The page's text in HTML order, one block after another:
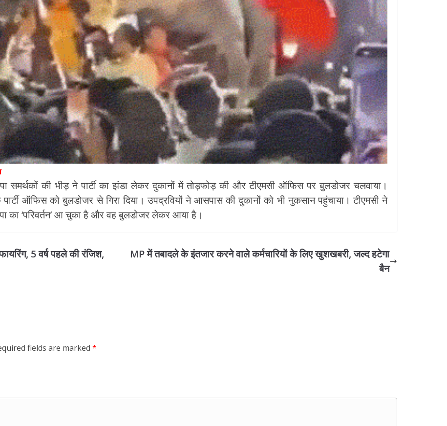
समर्थकों की भीड़ ने पार्टी का झंडा लेकर दुकानों में तोड़फोड़ की और टीएमसी ऑफिस पर बुलडोजर चलवाया।
ऑफिस को बुलडोजर से गिरा दिया। उपद्रवियों ने आसपास की दुकानों को भी नुकसान पहुंचाया। टीएमसी ने
का ‘परिवर्तन’ आ चुका है और वह बुलडोजर लेकर आया है।
5 वर्ष पहले की रंजिश,
MP में तबादले के इंतजार करने वाले कर्मचारियों के लिए खुशखबरी, जल्द हटेगा
बैन
fields are marked *